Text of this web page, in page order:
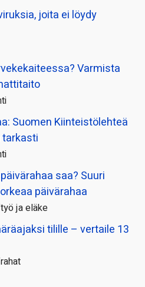
joita ei löydy
Varmista
Suomen Kiinteistölehteä
tarkasti
saa? Suuri
päivärahaa
ja eläke
tilille – vertaile 13